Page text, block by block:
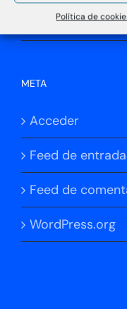
Política de
No hay
META
Acceder
Feed de
Feed de
WordPress.org